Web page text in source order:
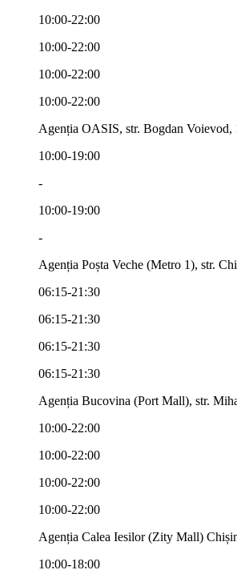
10:00-22:00
10:00-22:00
10:00-22:00
10:00-22:00
Agenția OASIS, str. Bogdan Voievod,
10:00-19:00
-
10:00-19:00
-
Agenția Poșta Veche (Metro 1), str.
06:15-21:30
06:15-21:30
06:15-21:30
06:15-21:30
Agenția Bucovina (Port Mall), str.
10:00-22:00
10:00-22:00
10:00-22:00
10:00-22:00
Agenția Calea Iesilor (Zity Mall)
10:00-18:00